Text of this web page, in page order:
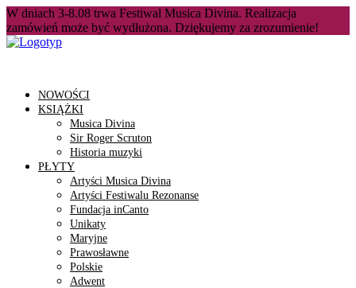
W dniach 3-8.08 trwa Festiwal Musica Divina. Realizacja
zamówień może być wydłużona. Dziękujemy za zrozumienie!
NOWOŚCI
KSIĄŻKI
Musica Divina
Sir Roger Scruton
Historia muzyki
PŁYTY
Artyści Musica Divina
Artyści Festiwalu Rezonanse
Fundacja inCanto
Unikaty
Maryjne
Prawosławne
Polskie
Adwent